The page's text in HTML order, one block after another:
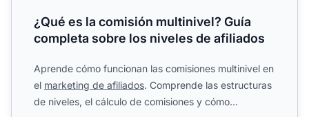
¿Qué es la comisión multinivel? Guía
completa sobre los niveles de afiliados
Aprende cómo funcionan las comisiones multinivel en
el marketing de afiliados. Comprende las estructuras
de niveles, el cálculo de comisiones y cómo